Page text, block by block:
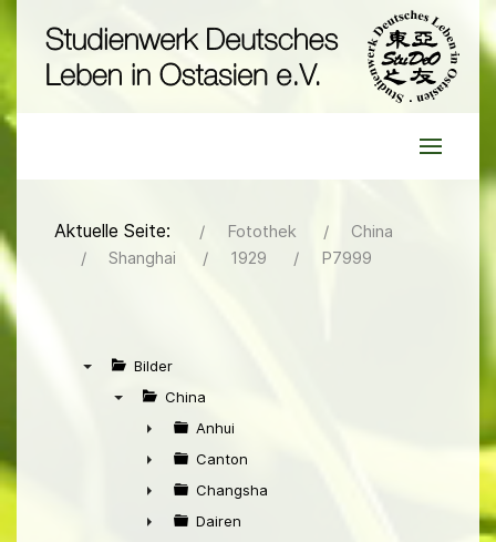
Aktuelle Seite: Fotothek
China
Shanghai
1929 P7999
Bilder
China
►
Anhui
►
Canton
►
Changsha
Dairen